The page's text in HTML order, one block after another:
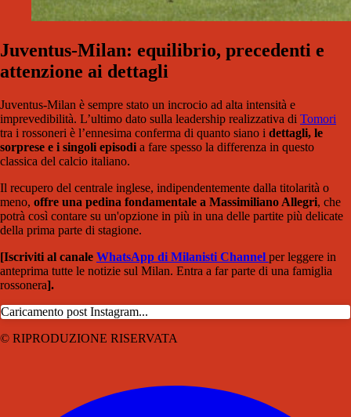
Juventus-Milan: equilibrio, precedenti e
attenzione ai dettagli
Juventus-Milan è sempre stato un incrocio ad alta intensità e
imprevedibilità. L’ultimo dato sulla leadership realizzativa di Tomori
tra i rossoneri è l’ennesima conferma di quanto siano i dettagli, le
sorprese e i singoli episodi a fare spesso la differenza in questo
classica del calcio italiano.
Il recupero del centrale inglese, indipendentemente dalla titolarità o
meno, offre una pedina fondamentale a Massimiliano Allegri, che
potrà così contare su un'opzione in più in una delle partite più delicate
della prima parte di stagione.
[Iscriviti al canale WhatsApp di Milanisti Channel per leggere in
anteprima tutte le notizie sul Milan. Entra a far parte di una famiglia
rossonera].
Caricamento post Instagram...
© RIPRODUZIONE RISERVATA